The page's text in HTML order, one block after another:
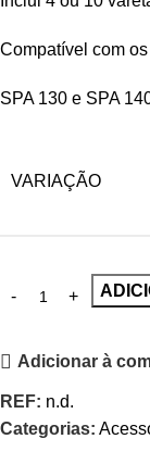
Compatível com
SPA 130 e SPA
VARIAÇÃO
Adicionar à
REF: n.d.
Categorias: